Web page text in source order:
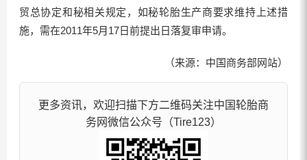
贸总协定和秘相关规定，如秘轮胎生产商要求维持上述措
施，需在2011年5月17日前提出日落复审申请。
（来源：中国商务部网站）
更多资讯，欢迎扫描下方二维码关注中国轮胎商
务网微信公众号（Tire123）